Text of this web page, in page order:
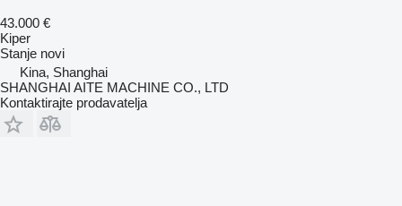
43.000 €
Kiper
Stanje novi
Kina, Shanghai
SHANGHAI AITE MACHINE CO., LTD
Kontaktirajte prodavatelja